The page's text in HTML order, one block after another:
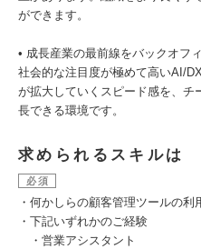
ができます。
• 成長産業の最前線をバックオフ
社会的な注目度が極めて高いAI/
が拡大していくスピード感を、チ
長できる環境です。
求められるスキルは
必須
・何かしらの顧客管理ツールの利
・下記いずれかのご経験
・営業アシスタント